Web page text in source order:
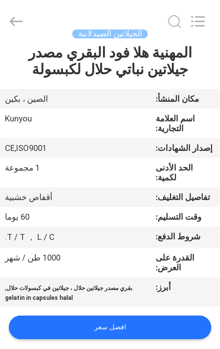
فيديوهات
معلومات
جولة
المصنع
مراقبة
اطلب
Pharmatech
Co.,LTD..
الجيلاتين الصيدلانية
المهنية هلا فود البقري مصدر
جيلاتين نباتي حلال لكبسولة
مكان المنشأ:
الصين ، بكين
اسم العلامة
التجارية:
Kunyou
إصدار الشهادات:
CE,ISO9001
الحد الأدنى
لكمية:
1 مجموعة
تفاصيل التغليف:
أقفاص خشبية
وقت التسليم:
60 يوما
شروط الدفع:
T / T ， L / C.
القدرة على
العرض:
1000 طن / شهر
أبرز: بقري مصدر جيلاتين حلال ، جيلاتين في كبسولات حلال,
gelatin in capsules halal
افضل سعر